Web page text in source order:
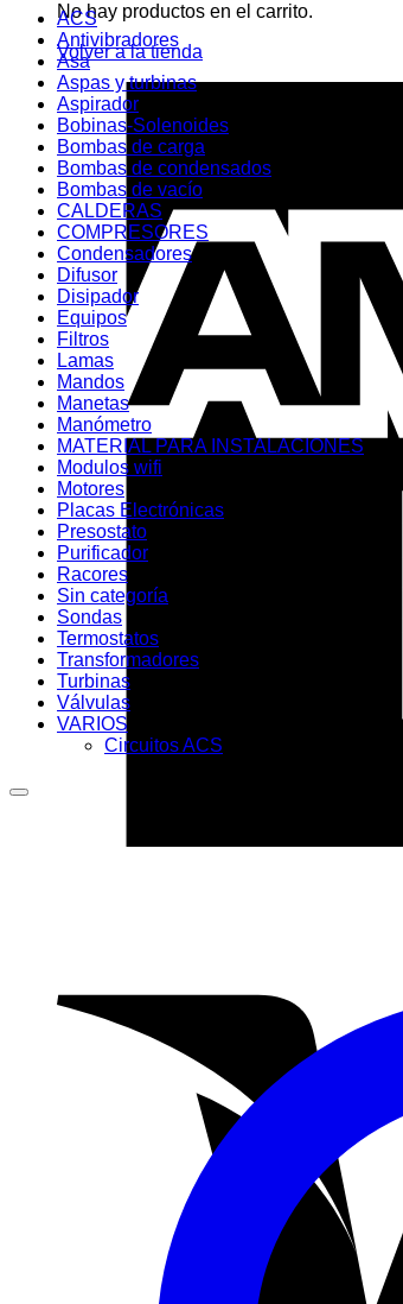
No hay productos en el carrito.
Volver a la tienda
ACS
Antivibradores
Asa
Aspas y turbinas
Aspirador
Bobinas-Solenoides
Bombas de carga
Bombas de condensados
Bombas de vacío
CALDERAS
COMPRESORES
Condensadores
Difusor
Disipador
Equipos
Filtros
Lamas
Mandos
Manetas
Manómetro
MATERIAL PARA INSTALACIONES
Modulos wifi
Motores
Placas Electrónicas
Presostato
Purificador
Racores
Sin categoría
Sondas
Termostatos
Transformadores
Turbinas
Válvulas
VARIOS
Circuitos ACS